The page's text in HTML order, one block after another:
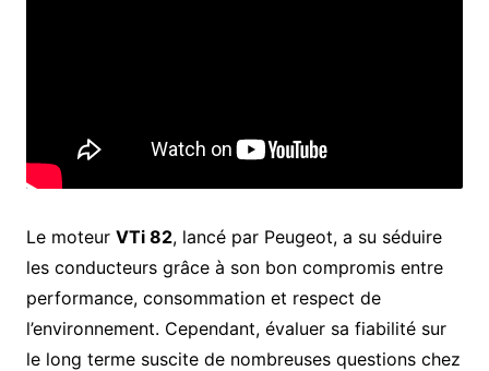
Le moteur VTi 82, lancé par Peugeot, a su séduire
les conducteurs grâce à son bon compromis entre
performance, consommation et respect de
l’environnement. Cependant, évaluer sa fiabilité sur
le long terme suscite de nombreuses questions chez